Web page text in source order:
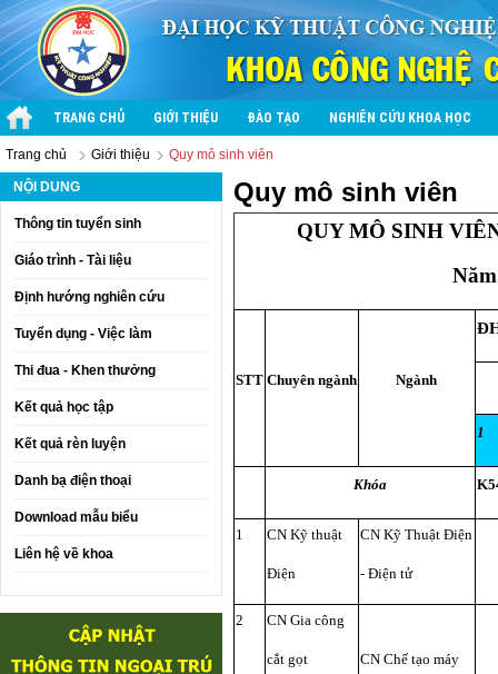
TRANG CHỦ GIỚI THIỆU ĐÀO TẠO NGHIÊN CỨU KHOA HỌC
Trang chủ Giới thiệu Quy mô sinh viên
NỘI DUNG
Thông tin tuyển sinh
Giáo trình - Tài liệu
Định hướng nghiên cứu
Tuyển dụng - Việc làm
Thi đua - Khen thưởng
Kết quả học tập
Kết quả rèn luyện
Danh bạ điện thoại
Download mẫu biểu
Liên hệ về khoa
Quy mô sinh viên
QUY MÔ SINH
STT Chuyên ngành Ngành
1
Khóa
1 CN Kỹ thuật
Điện
CN Kỹ Thuật Điện
- Điện tử
2 CN Gia công
cắt gọt CN Chế tạo máy